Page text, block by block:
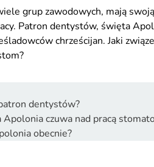
grup zawodowych, mają
Patron dentystów, święta
chrześcijan. Jaki
dentystów?
czuwa nad pracą
obecnie?